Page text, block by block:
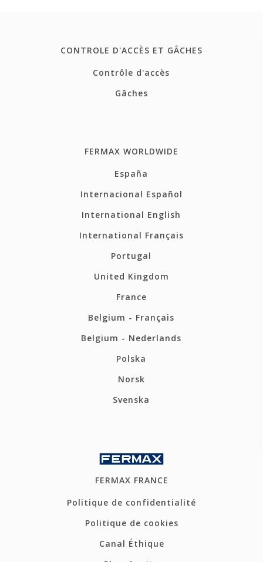
CONTROLE D'ACCÈS ET GÂCHES
Contrôle d'accès
Gâches
FERMAX WORLDWIDE
España
Internacional Español
International English
International Français
Portugal
United Kingdom
France
Belgium - Français
Belgium - Nederlands
Polska
Norsk
Svenska
FERMAX FRANCE
Politique de confidentialité
Politique de cookies
Canal Éthique